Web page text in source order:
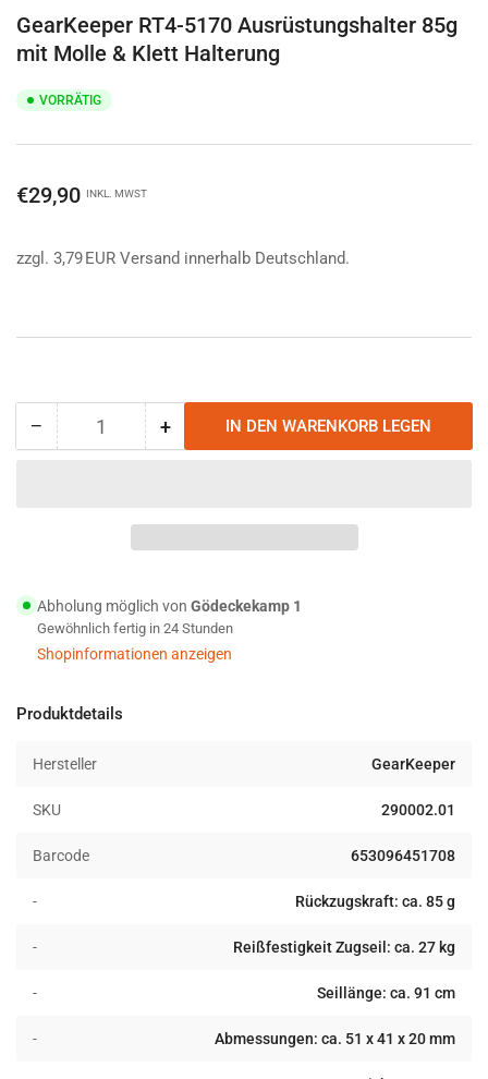
GearKeeper RT4-5170 Ausrüstungshalter 85g
mit Molle & Klett Halterung
VORRÄTIG
Normaler
€29,90 INKL. MWST
zzgl. 3,79 EUR Versand innerhalb Deutschland.
− Menge
85g
mit
Molle
&amp;
Halterung
Anzahl +Menge
RT4-
5170
85g
mit
Molle
&amp;
IN DEN WARENKORB LEGEN
Abholung möglich von Gödeckekamp 1
Gewöhnlich fertig in 24 Stunden
Shopinformationen anzeigen
Produktdetails
Hersteller GearKeeper
SKU 290002.01
Barcode 653096451708
- Rückzugskraft: ca. 85 g
- Reißfestigkeit Zugseil: ca. 27 kg
- Seillänge: ca. 91 cm
- Abmessungen: ca. 51 x 41 x 20 mm